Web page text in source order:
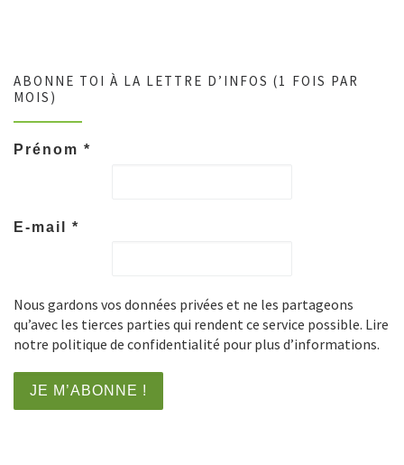
ABONNE TOI À LA LETTRE D’INFOS (1 FOIS PAR
MOIS)
Prénom *
E-mail *
Nous gardons vos données privées et ne les partageons
qu’avec les tierces parties qui rendent ce service possible. Lire
notre politique de confidentialité pour plus d’informations.